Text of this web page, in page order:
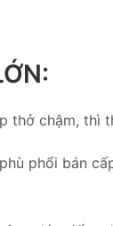
thở chậm, thì
phổi bán